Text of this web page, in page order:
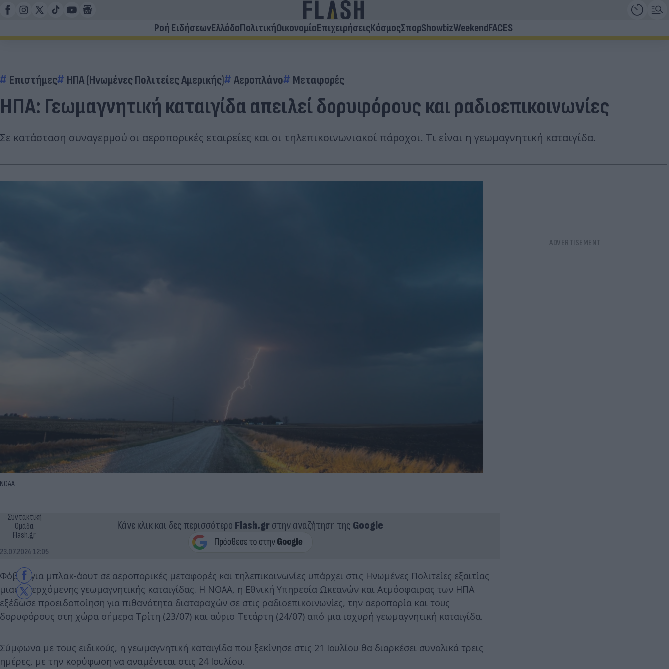
Ροή ΕιδήσεωνΕλλάδαΠολιτικήΟικονομίαΕπιχειρήσειςΚόσμοςΣπορShowbizWeekendFACES
Επιστήμες ΗΠΑ (Ηνωμένες Πολιτείες Αμερικής) Αεροπλάνο Μεταφορές
ΗΠΑ: Γεωμαγνητική καταιγίδα απειλεί δορυφόρους και ραδιοεπικοινωνίες
Σε κατάσταση συναγερμού οι αεροπορικές εταιρείες και οι τηλεπικοινωνιακοί πάροχοι. Τι είναι η γεωμαγνητική καταιγίδα.
NOAA
Συντακτική
Ομάδα
Flash.gr
23.07.2024 12:05
Κάνε κλικ και δες περισσότερο Flash.grστην αναζήτηση της Google
Φόβος για μπλακ-άουτ σε αεροπορικές μεταφορές και τηλεπικοινωνίες υπάρχει στις Ηνωμένες Πολιτείες εξαιτίας
μιας επερχόμενης γεωμαγνητικής καταιγίδας. Η ΝΟΑΑ, η Εθνική Υπηρεσία Ωκεανών και Ατμόσφαιρας των ΗΠΑ
εξέδωσε προειδοποίηση για πιθανότητα διαταραχών σε στις ραδιοεπικοινωνίες, την αεροπορία και τους
δορυφόρους στη χώρα σήμερα Τρίτη (23/07) και αύριο Τετάρτη (24/07) από μια ισχυρή γεωμαγνητική καταιγίδα.
Σύμφωνα με τους ειδικούς, η γεωμαγνητική καταιγίδα που ξεκίνησε στις 21 Ιουλίου θα διαρκέσει συνολικά τρεις
ημέρες, με την κορύφωση να αναμένεται στις 24 Ιουλίου.